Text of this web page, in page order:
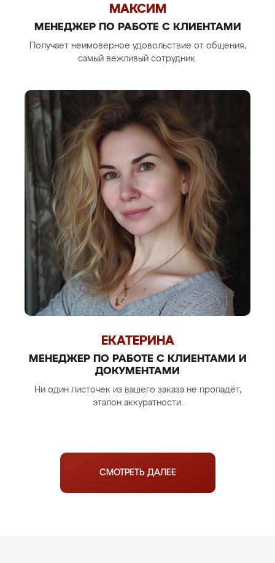
МАКСИМ
МЕНЕДЖЕР ПО РАБОТЕ С КЛИЕНТАМИ
Получает неимоверное удовольствие от общения,
самый вежливый сотрудник.
ЕКАТЕРИНА
МЕНЕДЖЕР ПО РАБОТЕ С КЛИЕНТАМИ И
ДОКУМЕНТАМИ
Ни один листочек из вашего заказа не пропадёт,
эталон аккуратности.
СМОТРЕТЬ ДАЛЕЕ